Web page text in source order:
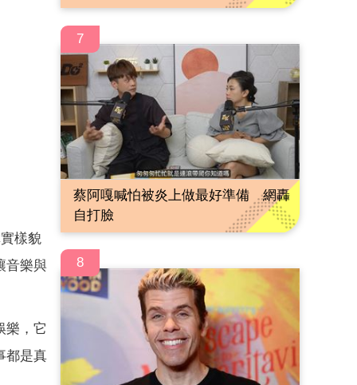
樣貌
音樂與
樂，它
都是真
7
蔡阿嘎喊怕被炎上做最好準備 網轟
自打臉
8